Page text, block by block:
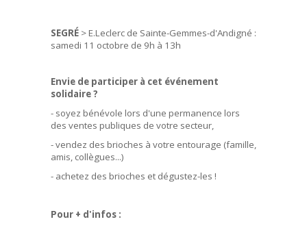
SEGRÉ > E.Leclerc de Sainte-Gemmes-d'Andigné :
samedi 11 octobre de 9h à 13h
Envie de participer à cet événement
solidaire ?
- soyez bénévole lors d'une permanence lors
des ventes publiques de votre secteur,
- vendez des brioches à votre entourage (famille,
amis, collègues...)
- achetez des brioches et dégustez-les !
Pour + d'infos :